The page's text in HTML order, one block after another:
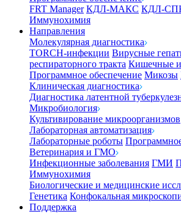
FRT Manager КДЛ-МАКС КДЛ-
Иммунохимия
Направления
Молекулярная диагностика
TORCH-инфекции Вирусные
респираторного тракта Кишечные
Программное обеспечение Микозы
Клиническая диагностика
Диагностика латентной
Микробиология
Культивирование микроорганизмов
Лабораторная автоматизация
Лабораторные роботы
Ветеринария и ГМО
Инфекционные заболевания ГМИ
Иммунохимия
Биологические и медицинские
Генетика Конфокальная
Поддержка